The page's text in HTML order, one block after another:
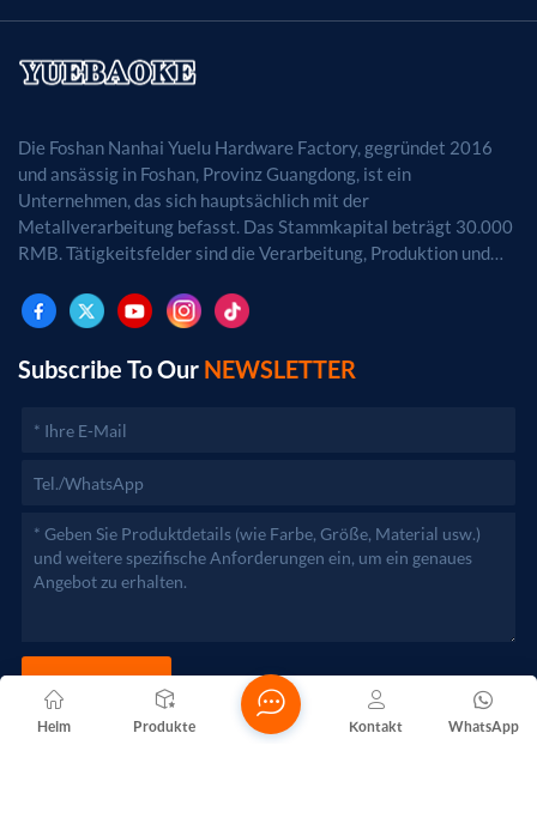
Die Foshan Nanhai Yuelu Hardware Factory, gegründet 2016
und ansässig in Foshan, Provinz Guangdong, ist ein
Unternehmen, das sich hauptsächlich mit der
Metallverarbeitung befasst. Das Stammkapital beträgt 30.000
RMB. Tätigkeitsfelder sind die Verarbeitung, Produktion und
genehmigungspflichtigen Projekten dürfen die
Geschäftstätigkeiten erst nach Genehmigung durch die
zuständigen Behörden aufgenommen werden.)
Subscribe To Our NEWSLETTER
JETZT SENDEN
Heim Produkte WhatsApp
Kontakt